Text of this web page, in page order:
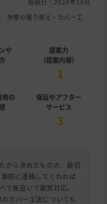
投稿日：2024年10月
外壁の張り替え・カバー工
や
提案力
(提案内容)
1
用の
保証やアフター
サービス
3
から決めたものの、最初
前に連絡してくれれば
て後追いで謝罪対応。
カバー工法についても